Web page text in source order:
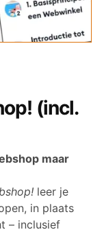
(incl.
maar
leer je
in plaats
– inclusief